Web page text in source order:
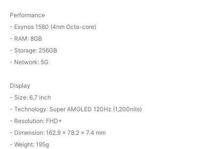
Performance
- Exynos 1580 (4nm Octa-core)
- RAM: 8GB
- Storage: 256GB
- Network: 5G
Display
- Size: 6,7 inch
- Technology: Super AMOLED 120Hz (1,200nits)
- Resolution: FHD+
- Dimension: 162.9 x 78.2 x 7.4 mm
- Weight: 195g